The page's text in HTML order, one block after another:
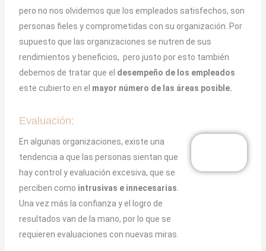
pero no nos olvidemos que los empleados satisfechos, son
personas fieles y comprometidas con su organización. Por
supuesto que las organizaciones se nutren de sus
rendimientos y beneficios, pero justo por esto también
debemos de tratar que el desempeño de los empleados
este cubierto en el mayor número de las áreas posible.
Evaluación:
En algunas organizaciones, existe una
tendencia a que las personas sientan que
hay control y evaluación excesiva, que se
perciben como intrusivas e innecesarias
Una vez más la confianza y el logro de
resultados van de la mano, por lo que se
requieren evaluaciones con nuevas miras.